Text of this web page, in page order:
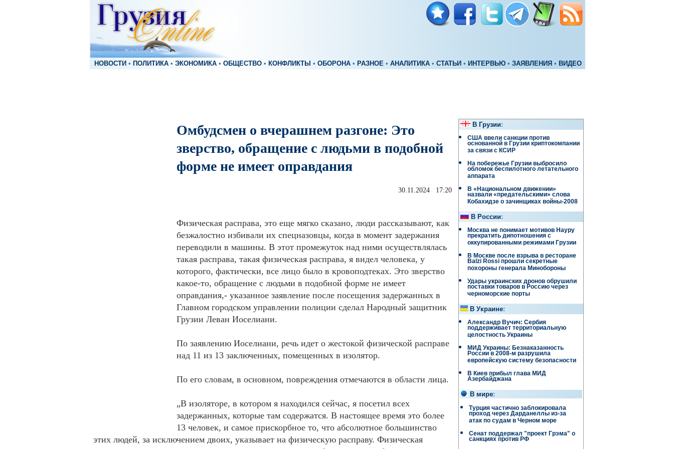
НОВОСТИ • ПОЛИТИКА • ЭКОНОМИКА • ОБЩЕСТВО • КОНФЛИКТЫ • ОБОРОНА • РАЗНОЕ • АНАЛИТИКА • СТАТЬИ • ИНТЕРВЬЮ • ЗАЯВЛЕНИЯ • ВИДЕО
Омбудсмен о вчерашнем разгоне: Это
зверство, обращение с людьми в подобной
форме не имеет оправдания
30.11.2024 17:20
Физическая расправа, это еще мягко сказано, люди рассказывают, как
безжалостно избивали их спецназовцы, когда в момент задержания
переводили в машины. В этот промежуток над ними осуществлялась
такая расправа, такая физическая расправа, я видел человека, у
которого, фактически, все лицо было в кровоподтеках. Это зверство
какое-то, обращение с людьми в подобной форме не имеет
оправдания,- указанное заявление после посещения задержанных в
Главном городском управлении полиции сделал Народный защитник
Грузии Леван Иоселиани.
По заявлению Иоселиани, речь идет о жестокой физической расправе
над 11 из 13 заключенных, помещенных в изолятор.
По его словам, в основном, повреждения отмечаются в области лица.
„В изоляторе, в котором я находился сейчас, я посетил всех
задержанных, которые там содержатся. В настоящее время это более
13 человек, и самое прискорбное то, что абсолютное большинство
этих людей, за исключением двоих, указывает на физическую расправу. Физическая
В Грузии:
США ввели санкции против
основанной в Грузии криптокомпании
за связи с КСИР
На побережье Грузии выбросило
обломок беспилотного летательного
аппарата
В «Национальном движении»
назвали «предательскими» слова
Кобахидзе о зачинщиках войны-2008
В России:
Москва не понимает мотивов Науру
прекратить дипотношения с
оккупированными режимами Грузии
В Москве после взрыва в ресторане
Balzi Rossi прошли секретные
похороны генерала Минобороны
Удары украинских дронов обрушили
поставки товаров в Россию через
черноморские порты
В Украине:
Александр Вучич: Сербия
поддерживает территориальную
целостность Украины
МИД Украины: Безнаказанность
России в 2008-м разрушила
европейскую систему безопасности
В Киев прибыл глава МИД
Азербайджана
В мире:
Турция частично заблокировала
проход через Дарданеллы из-за
атак по судам в Черном море
Сенат поддержал "проект Грэма" о
санкциях против РФ